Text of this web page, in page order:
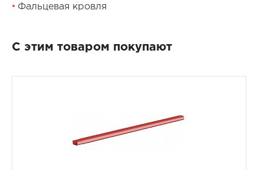
Фальцевая кровля
С этим товаром покупают